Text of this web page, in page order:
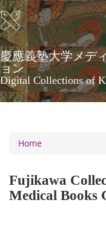
Skip
to
main
content
慶應義塾大学メデ
ョン
Digital Collections of
Home
Fujikawa
Medical Books